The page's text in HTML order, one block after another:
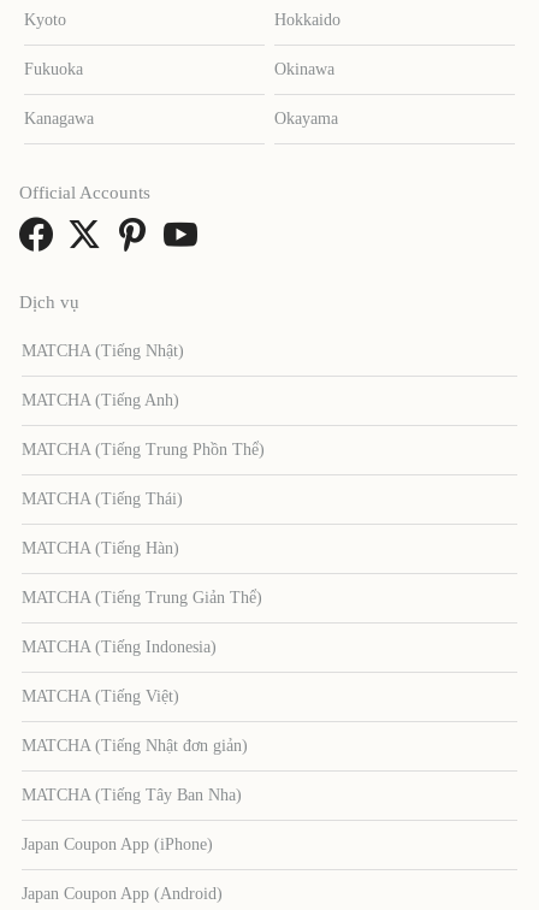
Kyoto Hokkaido
Fukuoka Okinawa
Kanagawa Okayama
Dịch vụ
MATCHA (Tiếng Nhật)
MATCHA (Tiếng Anh)
MATCHA (Tiếng Trung Phồn Thể)
MATCHA (Tiếng Thái)
MATCHA (Tiếng Hàn)
MATCHA (Tiếng Trung Giản Thể)
MATCHA (Tiếng Indonesia)
MATCHA (Tiếng Việt)
MATCHA (Tiếng Nhật đơn giản)
MATCHA (Tiếng Tây Ban Nha)
Japan Coupon App (iPhone)
Japan Coupon App (Android)
Official Accounts